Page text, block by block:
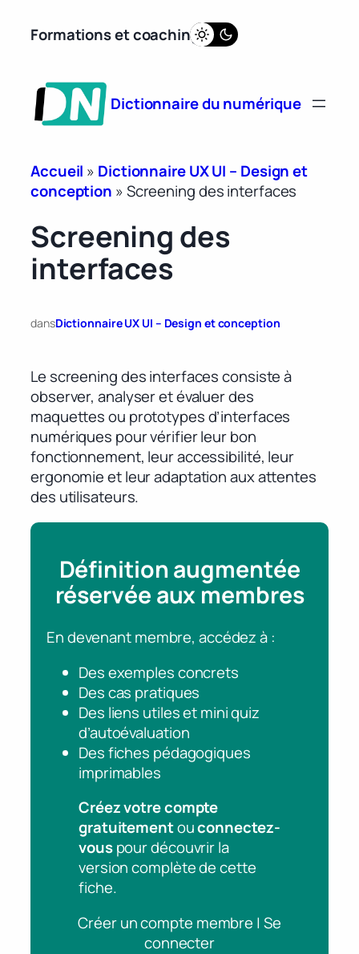
Formations et coaching
Dictionnaire du numérique
Accueil » Dictionnaire UX UI – Design et
conception »Screening des interfaces
Screening des
interfaces
dansDictionnaire UX UI – Design et conception
Le screening des interfaces consiste à
observer, analyser et évaluer des
maquettes ou prototypes d’interfaces
numériques pour vérifier leur bon
fonctionnement, leur accessibilité, leur
ergonomie et leur adaptation aux attentes
des utilisateurs.
Définition augmentée
réservée aux membres
En devenant membre, accédez à :
Des exemples concrets
Des cas pratiques
Des liens utiles et mini quiz
d’autoévaluation
Des fiches pédagogiques
imprimables
Créez votre compte
gratuitementouconnectez-
vouspour découvrir la
version complète de cette
fiche.
Créer un compte membre | Se
connecter